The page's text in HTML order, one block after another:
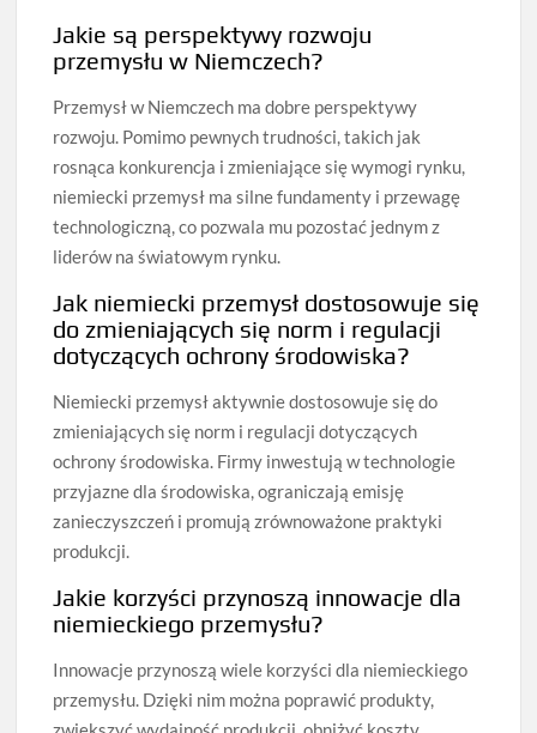
Jakie są perspektywy rozwoju
przemysłu w Niemczech?
Przemysł w Niemczech ma dobre perspektywy
rozwoju. Pomimo pewnych trudności, takich jak
rosnąca konkurencja i zmieniające się wymogi rynku,
niemiecki przemysł ma silne fundamenty i przewagę
technologiczną, co pozwala mu pozostać jednym z
liderów na światowym rynku.
Jak niemiecki przemysł dostosowuje się
do zmieniających się norm i regulacji
dotyczących ochrony środowiska?
Niemiecki przemysł aktywnie dostosowuje się do
zmieniających się norm i regulacji dotyczących
ochrony środowiska. Firmy inwestują w technologie
przyjazne dla środowiska, ograniczają emisję
zanieczyszczeń i promują zrównoważone praktyki
produkcji.
Jakie korzyści przynoszą innowacje dla
niemieckiego przemysłu?
Innowacje przynoszą wiele korzyści dla niemieckiego
przemysłu. Dzięki nim można poprawić produkty,